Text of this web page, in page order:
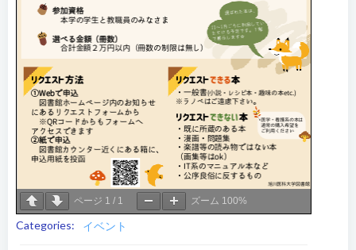
ページ 1 / 1 ズーム 100%
Categories: イベント